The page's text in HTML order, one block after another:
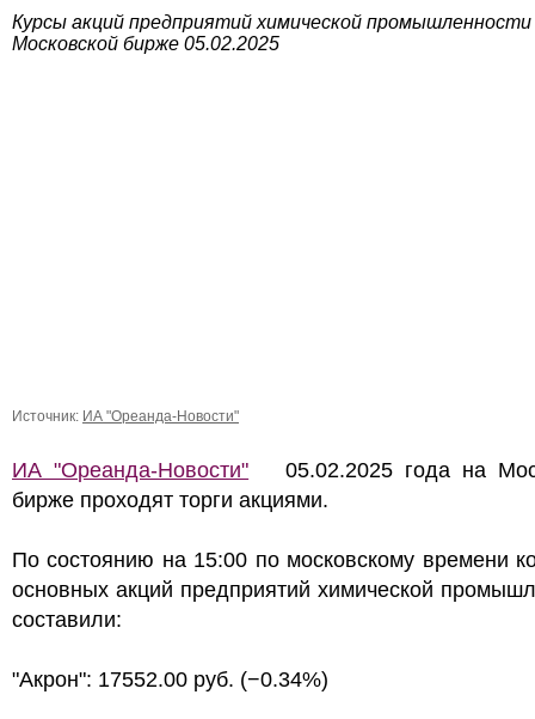
Курсы акций предприятий химической промышленности
Московской бирже 05.02.2025
Источник: ИА "Ореанда-Новости"
ИА "Ореанда-Новости" 05.02.2025 года на
бирже проходят торги акциями.
По состоянию на 15:00 по московскому времени
основных акций предприятий химической
составили:
"Акрон": 17552.00 руб. (−0.34%)